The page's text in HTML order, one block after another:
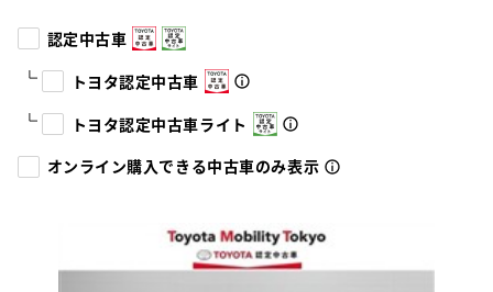
認定中古車
トヨタ認定中古車
トヨタ認定中古車ライト
オンライン購入できる中古車のみ表示